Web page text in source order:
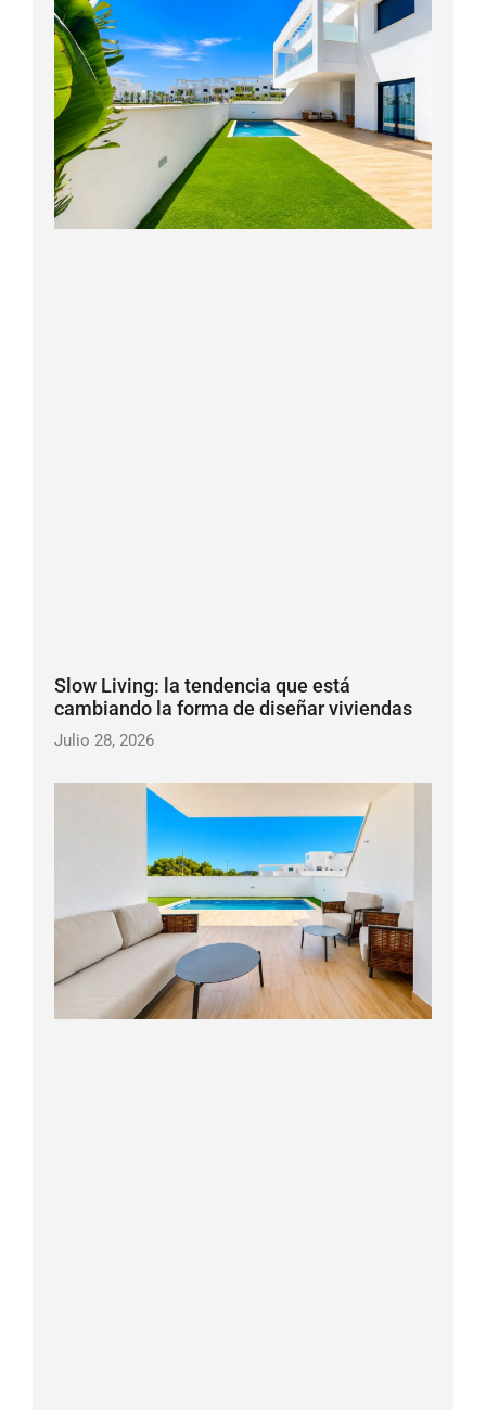
Slow Living: la tendencia que está
cambiando la forma de diseñar viviendas
Julio 28, 2026